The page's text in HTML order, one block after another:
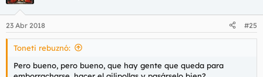
23 Abr 2018 #25
Toneti rebuznó:
Pero bueno, pero bueno, que hay gente que queda para